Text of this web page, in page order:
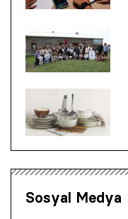
Sosyal Medya